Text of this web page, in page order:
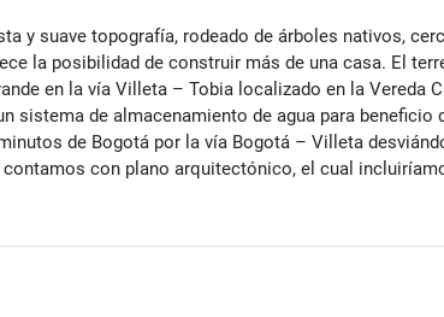
y suave topografía, rodeado de árboles nativos,
la posibilidad de construir más de una casa. El
en la vía Villeta – Tobia localizado en la
sistema de almacenamiento de agua para
de Bogotá por la vía Bogotá – Villeta
contamos con plano arquitectónico, el cual